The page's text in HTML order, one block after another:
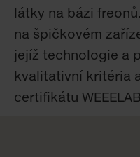
látky na bázi
na špičkovém
jejíž technologie a
kvalitativní kritéria
certifikátu